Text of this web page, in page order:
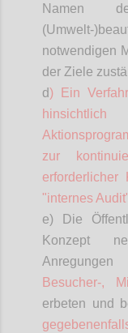
Namen
(Umwelt-
notwendigen
der Ziele
d) Ein
zur
erforderlicher
"internes
e) Die
Konzept
Besucher-,
erbeten und